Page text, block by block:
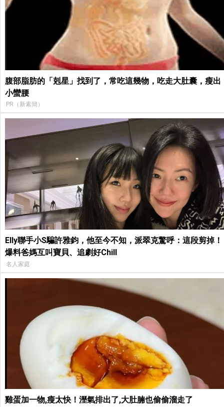
腹部脂肪的「剋星」找到了，常吃這幾物，吃走大肚囊，瘦出
小蠻腰
PR（新素簡）
Elly聯手小S騙許雅鈞，他至今不知，派翠克驚呼：這段剪掉！
爆料爸媽互叫寶貝、追劇好Chill
名人家庭
雞蛋加一物,瘦太快！溼氣排出了,大肚腩也偷偷溜走了